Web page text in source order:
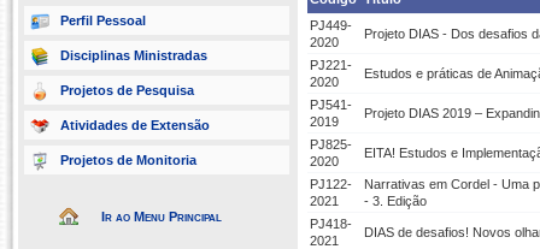
Perfil Pessoal
Disciplinas Ministradas
Projetos de Pesquisa
Atividades de Extensão
Projetos de Monitoria
Ir ao Menu Principal
PJ449-
2020
Projeto DIAS - Dos desafios
PJ221-
2020
Estudos e práticas de
PJ541-
2019
Projeto DIAS 2019 –
PJ825-
2020
EITA! Estudos e
PJ122-
2021
Narrativas em Cordel - Uma
- 3. Edição
PJ418-
2021
DIAS de desafios! Novos